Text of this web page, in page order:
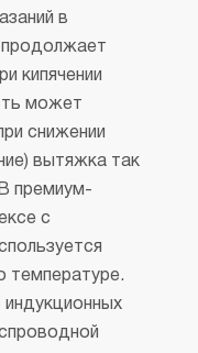
в
продолжает
кипячении
может
снижении
вытяжка так
премиум-
с
температуре.